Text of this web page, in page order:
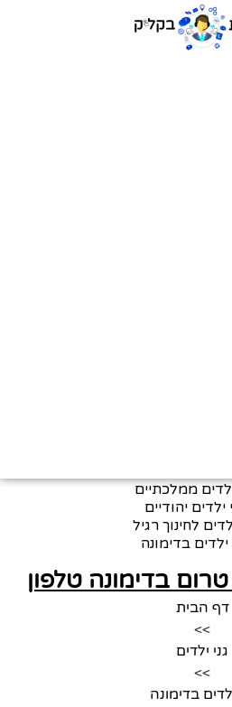
ממלכתיים
ילדים יהודיים
לחינוך רגיל
בדימונה
בדימונה טלפון
דף הבית
>>
גני ילדים
>>
בדימונה